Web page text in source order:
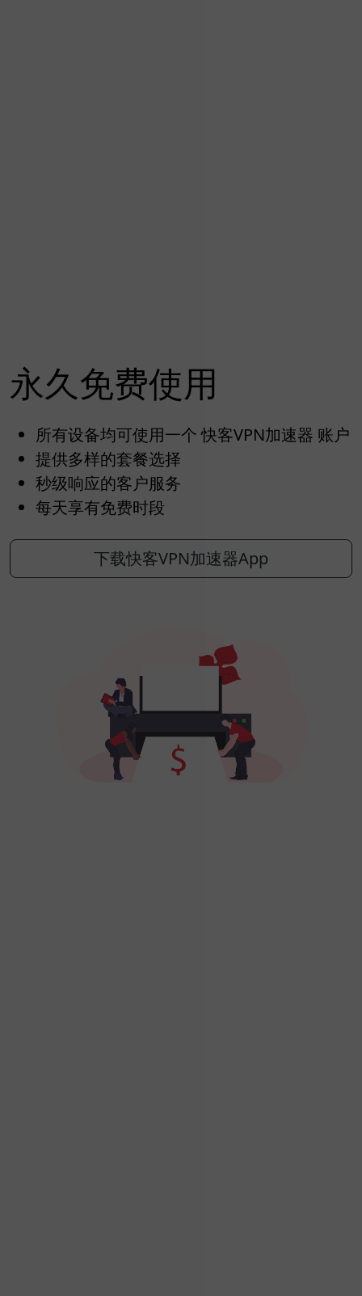
永久免费使用
所有设备均可使用一个 快客VPN加速器 账户
提供多样的套餐选择
秒级响应的客户服务
每天享有免费时段
下载快客VPN加速器App